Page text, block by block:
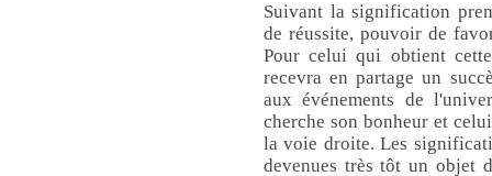
Suivant la signification
de réussite, pouvoir de
Pour celui qui obtient
recevra en partage un
aux événements de
cherche son bonheur et
la voie droite. Les
devenues très tôt un objet